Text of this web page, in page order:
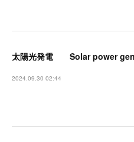
太陽光発電 Solar power
2024.09.30 02:44